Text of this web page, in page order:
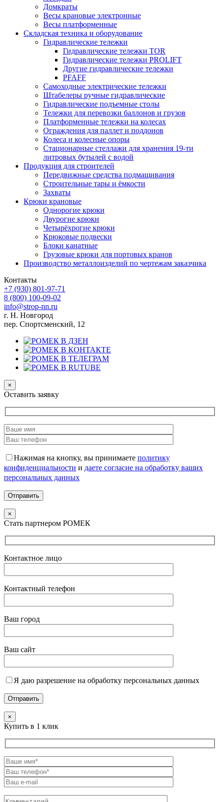
Домкраты
Весы крановые электронные
Весы платформенные
Складская техника и оборудование
Гидравлические тележки
Гидравлические тележки TOR
Гидравлические тележки PROLIFT
Другие гидравлические тележки
PFAFF
Самоходные электрические тележки
Штабелеры ручные гидравлические
Гидравлические подъемные столы
Тележки для перевозки баллонов и грузов
Платформенные тележки на колесах
Ограждения для паллет и поддонов
Колеса и колесные опоры
Стационарные стеллажи для хранения 19-ти
литровых бутылей с водой
Продукция для строителей
Передвижные средства подмащивания
Строительные тары и ёмкости
Захваты
Крюки крановые
Однорогие крюки
Двурогие крюки
Четырёхрогие крюки
Крюковые подвески
Блоки канатные
Грузовые крюки для портовых кранов
Производство металлоизделий по чертежам заказчика
Контакты
+7 (930) 801-97-71
8 (800) 100-09-02
info@strop-nn.ru
г. Н. Новгород
пер. Спортсменский, 12
×
Оставить заявку
Нажимая на кнопку, вы принимаете политику
конфиденциальности и даете согласие на обработку ваших
персональных данных
×
Стать партнером РОМЕК
Контактное лицо
Контактный телефон
Ваш город
Ваш сайт
Я даю разрешение на обработку персональных данных
×
Купить в 1 клик